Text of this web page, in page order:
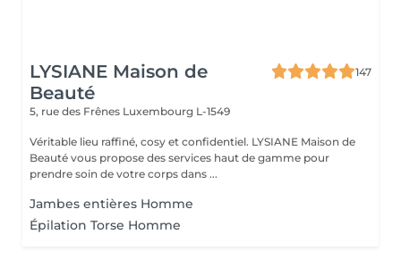
LYSIANE Maison de
Beauté
147
5, rue des Frênes Luxembourg L-1549
Véritable lieu raffiné, cosy et confidentiel. LYSIANE Maison de
Beauté vous propose des services haut de gamme pour
prendre soin de votre corps dans ...
Jambes entières Homme
Épilation Torse Homme